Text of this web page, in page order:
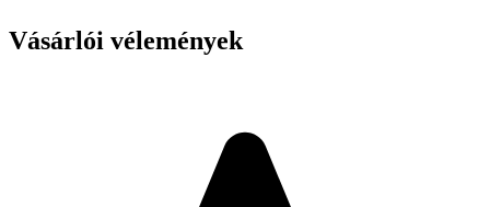
Vásárlói vélemények